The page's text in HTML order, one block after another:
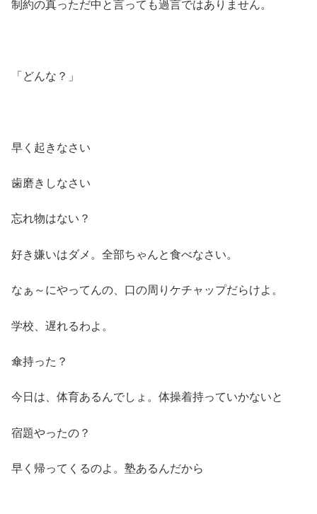
制約の真っただ中と言っても過言ではありません。
「どんな？」
早く起きなさい
歯磨きしなさい
忘れ物はない？
好き嫌いはダメ。全部ちゃんと食べなさい。
なぁ～にやってんの、口の周りケチャップだらけよ。
学校、遅れるわよ。
傘持った？
今日は、体育あるんでしょ。体操着持っていかないと
宿題やったの？
早く帰ってくるのよ。塾あるんだから